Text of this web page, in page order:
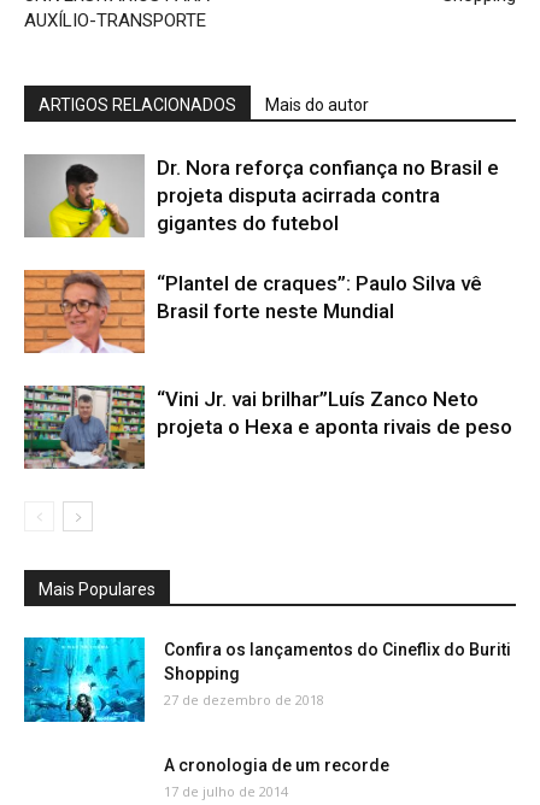
AUXÍLIO-TRANSPORTE
ARTIGOS RELACIONADOS Mais do autor
Dr. Nora reforça confiança no Brasil e
projeta disputa acirrada contra
gigantes do futebol
“Plantel de craques”: Paulo Silva vê
Brasil forte neste Mundial
“Vini Jr. vai brilhar”Luís Zanco Neto
projeta o Hexa e aponta rivais de peso
Mais Populares
Confira os lançamentos do Cineflix do Buriti
Shopping
27 de dezembro de 2018
A cronologia de um recorde
17 de julho de 2014